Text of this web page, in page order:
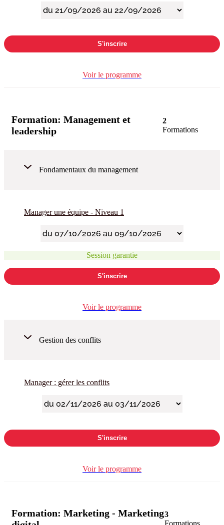
S'inscrire
Voir le programme
Formation: Management et
leadership
2
Formations
Fondamentaux du management
Manager une équipe - Niveau 1
Session garantie
S'inscrire
Voir le programme
Gestion des conflits
Manager : gérer les conflits
S'inscrire
Voir le programme
Formation: Marketing - Marketing3